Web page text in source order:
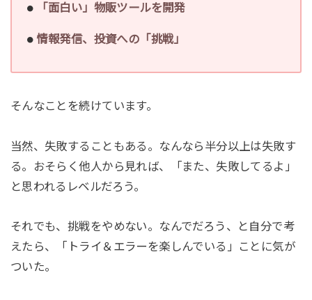
「面白い」物販ツールを開発
情報発信、投資への「挑戦」
そんなことを続けています。
当然、失敗することもある。なんなら半分以上は失敗す
る。おそらく他人から見れば、「また、失敗してるよ」
と思われるレベルだろう。
それでも、挑戦をやめない。なんでだろう、と自分で考
えたら、「トライ＆エラーを楽しんでいる」ことに気が
ついた。